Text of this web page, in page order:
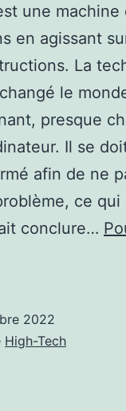
une machine
en agissant
La
le
presque
Il se
afin de ne
ce qui
conclure…
2022
High-Tech